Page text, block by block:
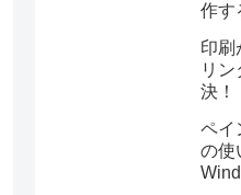
作す
印刷
リ
決！
ペイ
の使